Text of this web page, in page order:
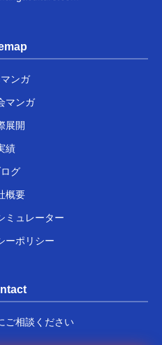
ンガ
マンガ
展開
績
グ
概要
ミュレーター
ーポリシー
ご相談ください